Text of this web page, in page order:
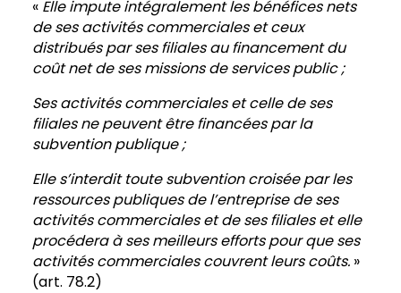
« Elle impute intégralement les bénéfices nets
de ses activités commerciales et ceux
distribués par ses filiales au financement du
coût net de ses missions de services public ;
Ses activités commerciales et celle de ses
filiales ne peuvent être financées par la
subvention publique ;
Elle s’interdit toute subvention croisée par les
ressources publiques de l’entreprise de ses
activités commerciales et de ses filiales et elle
procédera à ses meilleurs efforts pour que ses
activités commerciales couvrent leurs coûts.»
(art. 78.2)